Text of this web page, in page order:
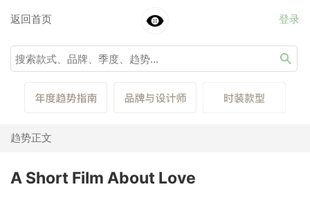
返回首页 登录
趋势正文
A Short Film About Love